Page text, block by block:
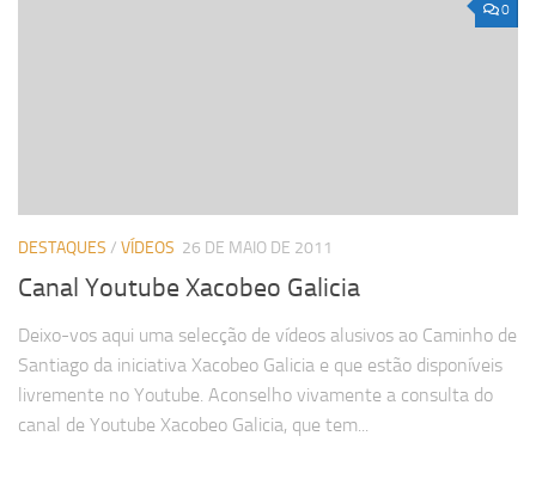
0
DESTAQUES / VÍDEOS 26 DE MAIO DE 2011
Canal Youtube Xacobeo Galicia
Deixo-vos aqui uma selecção de vídeos alusivos ao Caminho de
Santiago da iniciativa Xacobeo Galicia e que estão disponíveis
livremente no Youtube. Aconselho vivamente a consulta do
canal de Youtube Xacobeo Galicia, que tem...